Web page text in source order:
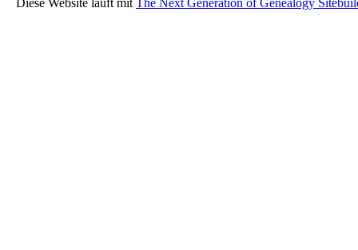
Diese Website läuft mit The Next Generation of Genealogy